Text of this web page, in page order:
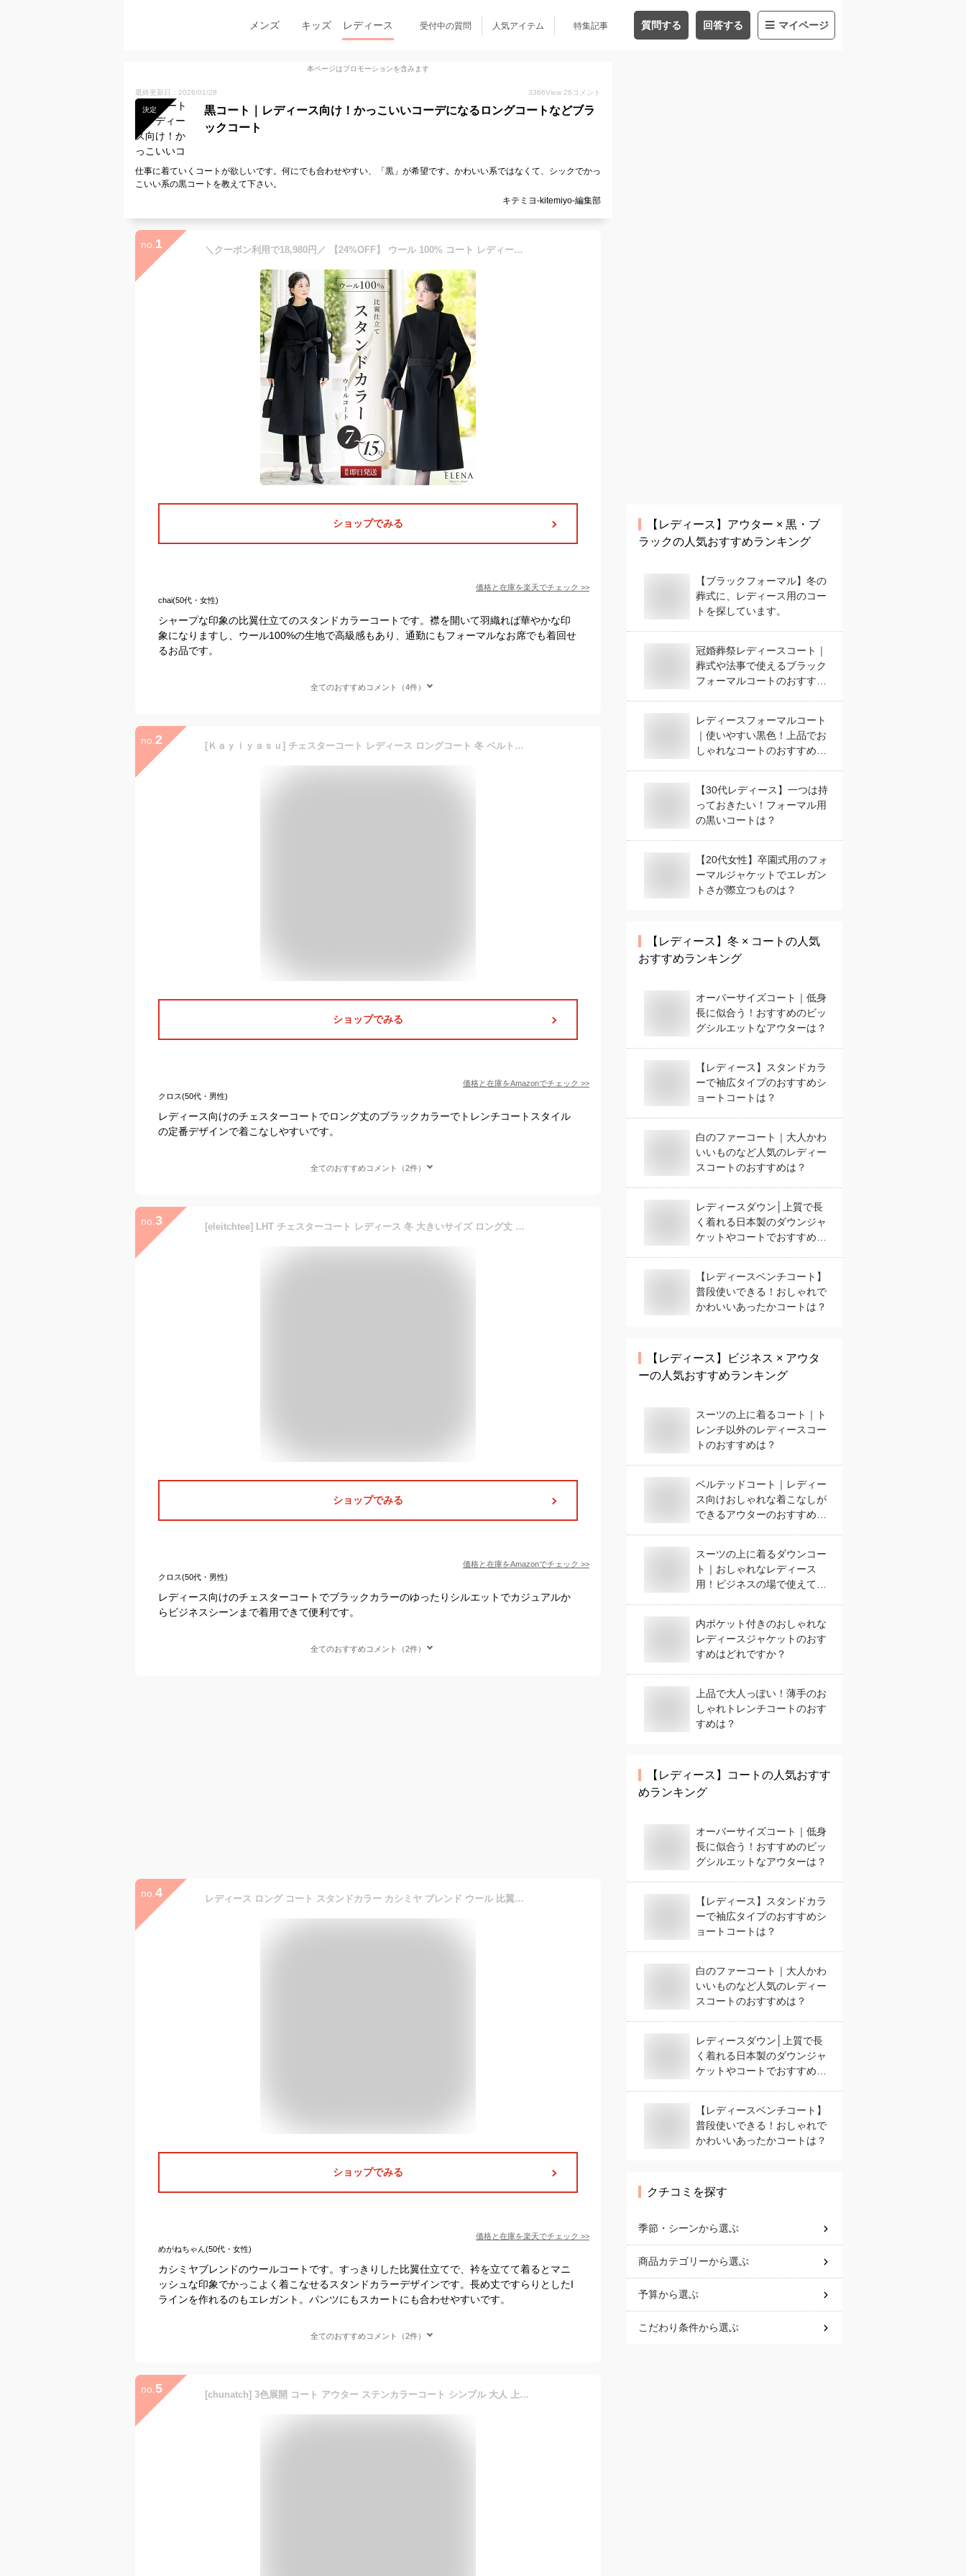
メンズ キッズ レディース 受付中の質問 人気アイテム 特集記事 質問する 回答する マイページ
本ページはプロモーションを含みます
最終更新日：2026/01/28 3366View 26 コメント
決定
黒コート｜レディース向け！かっこいいコーデになるロングコートなどブラ
ックコート
仕事に着ていくコートが欲しいです。何にでも合わせやすい、「黒」が希望です。かわいい系ではなくて、シックでかっ
こいい系の黒コートを教えて下さい。
キテミヨ-kitemiyo-編集部
no. 1 ＼クーポン利用で18,980円／ 【24%OFF】 ウール 100% コート レディース スタンドカラー 比翼 アウター 冬 秋 ブラックフォーマル 葬式 黒 女性 お通夜 礼服 法事 法要 冠婚葬祭 弔事 通勤 入学式 卒業式 セレモニー ビジネス 上品 大きいサイズ 試着チケット対象
ショップでみる
価格と在庫を楽天でチェック >>
chai(50代・女性)
シャープな印象の比翼仕立てのスタンドカラーコートです。襟を開いて羽織れば華やかな印
象になりますし、ウール100%の生地で高級感もあり、通勤にもフォーマルなお席でも着回せ
るお品です。
全てのおすすめコメント（4件）
no. 2 [Ｋａｙｉｙａｓｕ] チェスターコート レディース ロングコート 冬 ベルト付き トレンチコート 厚手 ウール ラシャコート ポケット付き 暖かい 着痩せ 羽織 保温 オフィス 通勤(L ブラック)
ショップでみる
価格と在庫をAmazonでチェック >>
クロス(50代・男性)
レディース向けのチェスターコートでロング丈のブラックカラーでトレンチコートスタイル
の定番デザインで着こなしやすいです。
全てのおすすめコメント（2件）
no. 3 [eleitchtee] LHT チェスターコート レディース 冬 大きいサイズ ロング丈 ゆったり 厚手 シンプル 黒 体型カバー オシャレ お出かけ (ブラック-A, XL)
ショップでみる
価格と在庫をAmazonでチェック >>
クロス(50代・男性)
レディース向けのチェスターコートでブラックカラーのゆったりシルエットでカジュアルか
らビジネスシーンまで着用できて便利です。
全てのおすすめコメント（2件）
no. 4 レディース ロング コート スタンドカラー カシミヤ ブレンド ウール 比翼仕立て Filomo チャコールグレー/ネイビー/ブラック M/L 秋冬 ロング丈 ロングコートギフト【レビュープレゼント対象】 6F (02000282r)
ショップでみる
価格と在庫を楽天でチェック >>
めがねちゃん(50代・女性)
カシミヤブレンドのウールコートです。すっきりした比翼仕立てで、衿を立てて着るとマニ
ッシュな印象でかっこよく着こなせるスタンドカラーデザインです。長め丈ですらりとしたI
ラインを作れるのもエレガント。パンツにもスカートにも合わせやすいです。
全てのおすすめコメント（2件）
no. 5 [chunatch] 3色展開 コート アウター ステンカラーコート シンプル 大人 上品 秋 冬 厚手 ロングコート ミドル丈 ロング ロング丈 まえあき ゆったり 大きめ あったか あったかい あたたかい かわいい 可愛い きれいめ おしゃれ オシャレ お洒落 ふゆ 暖かい 冬用 冬物 防風コート 学生 防寒 通勤 m 黒色 黒 色 ろんぐこーと ちぇすたーこーと ブラック CHB04-BKM
【レディース】 アウター × 黒・ブ
ラックの人気おすすめランキング
【ブラックフォーマル】冬の
葬式に、レディース用のコー
トを探しています。
冠婚葬祭レディースコート｜
葬式や法事で使えるブラック
フォーマルコートのおすすめ
レディースフォーマルコート
｜使いやすい黒色！上品でお
しゃれなコートのおすすめ
【30代レディース】一つは持
っておきたい！フォーマル用
の黒いコートは？
【20代女性】卒園式用のフォ
ーマルジャケットでエレガン
トさが際立つものは？
【レディース】 冬 × コート の人気
おすすめランキング
オーバーサイズコート｜低身
長に似合う！おすすめのビッ
グシルエットなアウターは？
【レディース】スタンドカラ
ーで袖広タイプのおすすめシ
ョートコートは？
白のファーコート｜大人かわ
いいものなど人気のレディー
スコートのおすすめは？
レディースダウン│上質で長
く着れる日本製のダウンジャ
ケットやコートでおすすめ
【レディースベンチコート】
普段使いできる！おしゃれで
かわいいあったかコートは？
【レディース】
ビジネス × アウタ
ーの人気おすすめランキング
スーツの上に着るコート｜ト
レンチ以外のレディースコー
トのおすすめは？
ベルテッドコート｜レディー
ス向けおしゃれな着こなしが
できるアウターのおすすめ
スーツの上に着るダウンコー
ト｜おしゃれなレディース
用！ビジネスの場で使えて人
内ポケット付きのおしゃれな
レディースジャケットのおす
すめはどれですか？
上品で大人っぽい！薄手のお
しゃれトレンチコートのおす
すめは？
【レディース】 コート の人気おすす
めランキング
オーバーサイズコート｜低身
長に似合う！おすすめのビッ
グシルエットなアウターは？
【レディース】スタンドカラ
ーで袖広タイプのおすすめシ
ョートコートは？
白のファーコート｜大人かわ
いいものなど人気のレディー
スコートのおすすめは？
レディースダウン│上質で長
く着れる日本製のダウンジャ
ケットやコートでおすすめ
【レディースベンチコート】
普段使いできる！おしゃれで
かわいいあったかコートは？
クチコミを探す
季節・シーンから選ぶ
商品カテゴリーから選ぶ
予算から選ぶ
こだわり条件から選ぶ